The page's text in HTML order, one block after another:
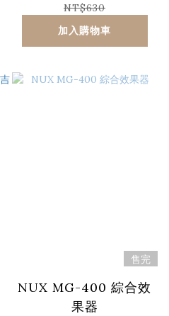
NT$630
加入購物車
售完
NUX MG-400 綜合效
果器